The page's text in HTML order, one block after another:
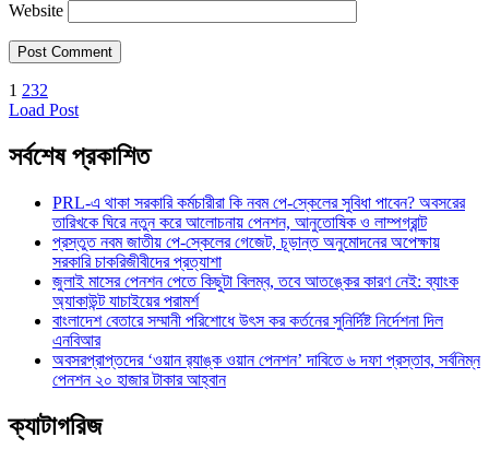
Website
1 232
Load Post
সর্বশেষ প্রকাশিত
PRL-এ থাকা সরকারি কর্মচারীরা কি নবম পে-স্কেলের সুবিধা পাবেন? অবসরের
তারিখকে ঘিরে নতুন করে আলোচনায় পেনশন, আনুতোষিক ও লাম্পগ্রান্ট
প্রস্তুত নবম জাতীয় পে-স্কেলের গেজেট, চূড়ান্ত অনুমোদনের অপেক্ষায়
সরকারি চাকরিজীবীদের প্রত্যাশা
জুলাই মাসের পেনশন পেতে কিছুটা বিলম্ব, তবে আতঙ্কের কারণ নেই: ব্যাংক
অ্যাকাউন্ট যাচাইয়ের পরামর্শ
বাংলাদেশ বেতারে সম্মানী পরিশোধে উৎস কর কর্তনের সুনির্দিষ্ট নির্দেশনা দিল
এনবিআর
অবসরপ্রাপ্তদের ‘ওয়ান র‌্যাঙ্ক ওয়ান পেনশন’ দাবিতে ৬ দফা প্রস্তাব, সর্বনিম্ন
পেনশন ২০ হাজার টাকার আহ্বান
ক্যাটাগরিজ